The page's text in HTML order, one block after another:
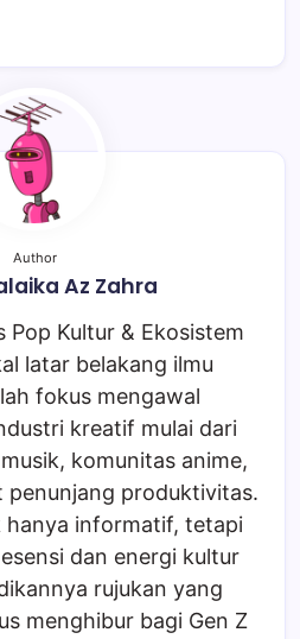
Author
Az Zahra
Pop Kultur & Ekosistem
latar belakang ilmu
fokus mengawal
kreatif mulai dari
komunitas anime,
penunjang produktivitas.
hanya informatif, tetapi
dan energi kultur
rujukan yang
menghibur bagi Gen Z